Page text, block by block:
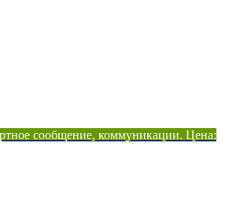
сообщение, коммуникации. Цена: